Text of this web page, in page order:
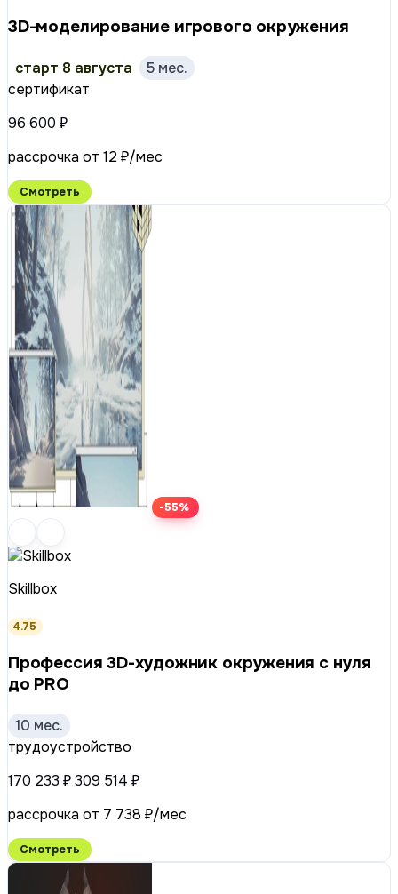
3D-моделирование игрового окружения
старт 8 августа
5 мес.
сертификат
96 600 ₽
рассрочка от 12 ₽/мес
Смотреть
-55%
Skillbox
4.75
Профессия 3D-художник окружения с нуля
до PRO
10 мес.
трудоустройство
170 233 ₽309 514 ₽
рассрочка от 7 738 ₽/мес
Смотреть